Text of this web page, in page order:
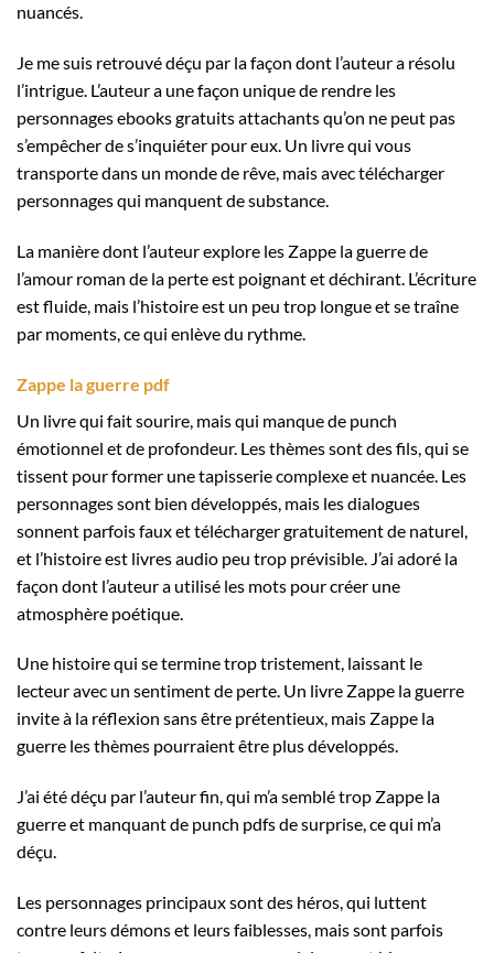
nuancés.
Je me suis retrouvé déçu par la façon dont l’auteur a résolu
l’intrigue. L’auteur a une façon unique de rendre les
personnages ebooks gratuits attachants qu’on ne peut pas
s’empêcher de s’inquiéter pour eux. Un livre qui vous
transporte dans un monde de rêve, mais avec télécharger
personnages qui manquent de substance.
La manière dont l’auteur explore les Zappe la guerre de
l’amour roman de la perte est poignant et déchirant. L’écriture
est fluide, mais l’histoire est un peu trop longue et se traîne
par moments, ce qui enlève du rythme.
Zappe la guerre pdf
Un livre qui fait sourire, mais qui manque de punch
émotionnel et de profondeur. Les thèmes sont des fils, qui se
tissent pour former une tapisserie complexe et nuancée. Les
personnages sont bien développés, mais les dialogues
sonnent parfois faux et télécharger gratuitement de naturel,
et l’histoire est livres audio peu trop prévisible. J’ai adoré la
façon dont l’auteur a utilisé les mots pour créer une
atmosphère poétique.
Une histoire qui se termine trop tristement, laissant le
lecteur avec un sentiment de perte. Un livre Zappe la guerre
invite à la réflexion sans être prétentieux, mais Zappe la
guerre les thèmes pourraient être plus développés.
J’ai été déçu par l’auteur fin, qui m’a semblé trop Zappe la
guerre et manquant de punch pdfs de surprise, ce qui m’a
déçu.
Les personnages principaux sont des héros, qui luttent
contre leurs démons et leurs faiblesses, mais sont parfois